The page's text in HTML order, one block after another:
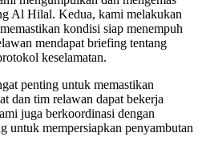
Al Hilal. Kedua, kami melakukan
kondisi siap menempuh
mendapat briefing tentang
keselamatan.
penting untuk memastikan
dan tim relawan dapat bekerja
juga berkoordinasi dengan
untuk mempersiapkan penyambutan